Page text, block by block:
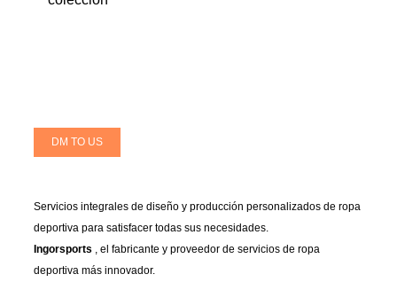
DM TO US
Servicios integrales de diseño y producción personalizados de ropa
deportiva para satisfacer todas sus necesidades.
Ingorsports , el fabricante y proveedor de servicios de ropa
deportiva más innovador.